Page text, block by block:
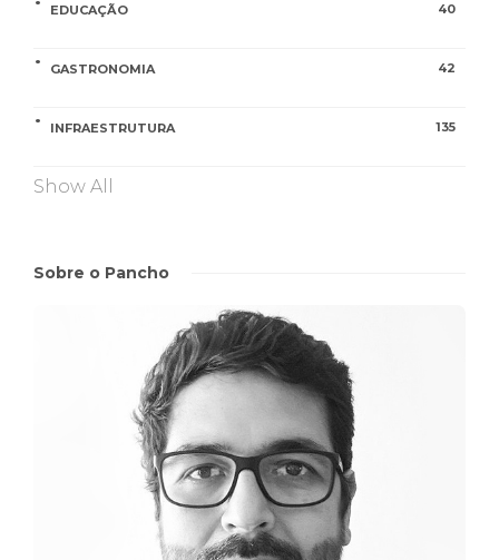
EDUCAÇÃO 40
GASTRONOMIA 42
INFRAESTRUTURA 135
Show All
Sobre o Pancho